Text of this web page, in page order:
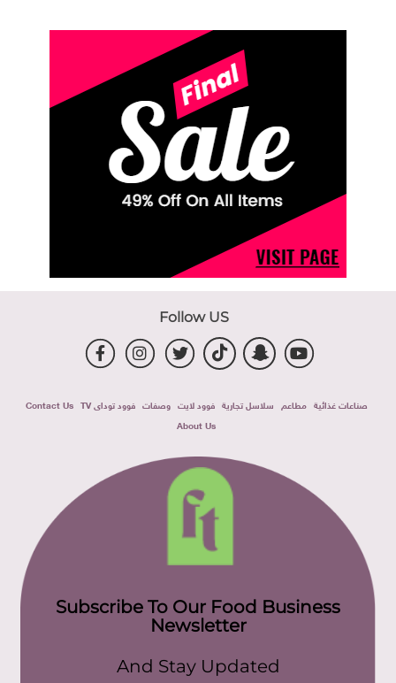
Follow US
صناعات غذائية مطاعم سلاسل تجارية فوود لايت وصفات فوود توداى TV
Contact Us
About Us
Subscribe To Our Food Business
Newsletter
And Stay Updated